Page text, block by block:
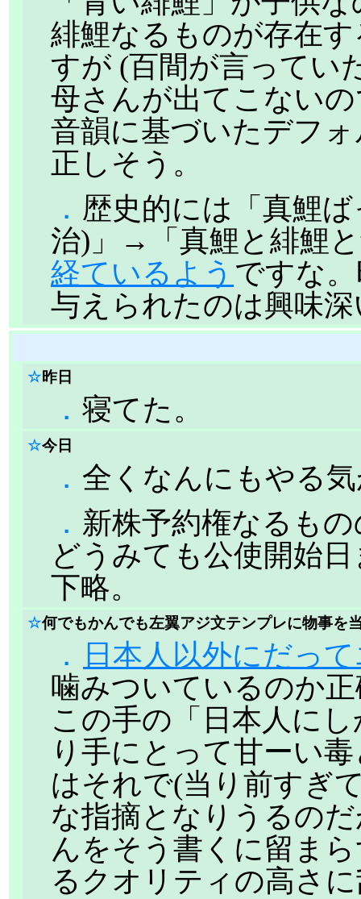
緋鯉なるものが存在
すが (百間が言ってい
母さんが出てこない
音韻に基づいたデフ
正しそう。
． 歴史的には「真鯉
治)」→「真鯉と緋鯉
経ているよう ですな
与えられたのは興味
☆昨日
． 寝てた。
☆今日
． 全くなんにもやる
． 新株予約権なるも
どうみても公使開始
下略。
☆何でもかんでも左翼アジ文テンプレに物事を
．
日本人以外にだっ
噛みついているのか
この手の「日本人に
り手にとって甘ーい
はそれで(当り前すぎ
な指摘となりうるの
んをそう書くに留ま
るクオリティの高さ